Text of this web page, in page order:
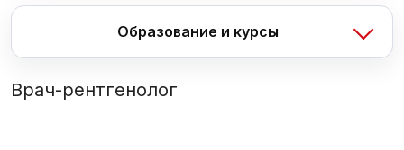
Образование и курсы
Врач-рентгенолог